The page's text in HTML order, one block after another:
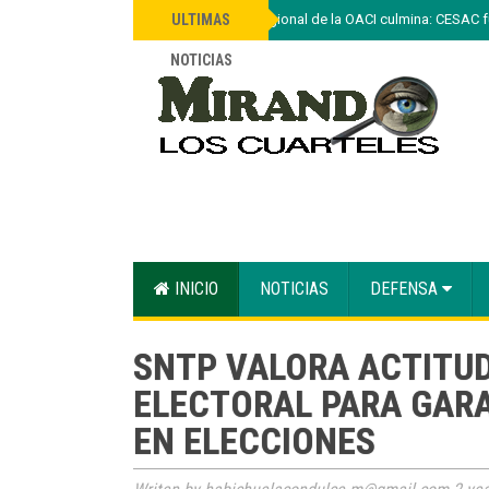
ULTIMAS
NOTICIAS
Capacitación regional de la OACI culmina:
INICIO NOTICIAS DEFENSA
SNTP VALORA
ELECTORAL PARA
EN ELECCIONES